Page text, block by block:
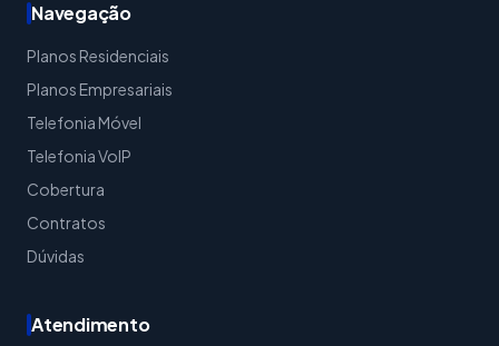
Navegação
Planos Residenciais
Planos Empresariais
Telefonia Móvel
Telefonia VoIP
Cobertura
Contratos
Dúvidas
Atendimento